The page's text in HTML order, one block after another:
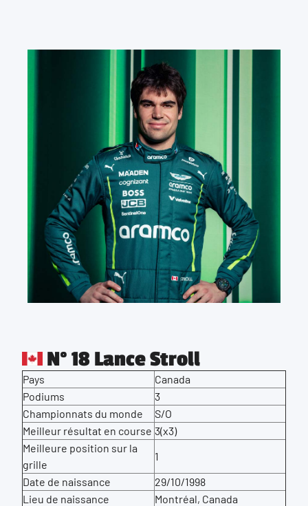
N° 18 Lance Stroll
Pays
Canada
Podiums
3
Championnats du monde
S/O
Meilleur résultat en course 3(x3)
Meilleure position sur la
grille
1
Date de naissance
29/10/1998
Lieu de naissance
Montréal, Canada